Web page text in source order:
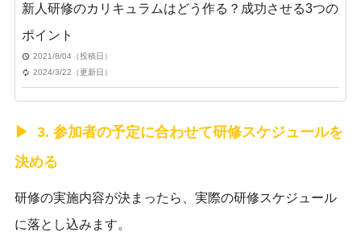
新人研修のカリキュラムはどう作る？成功させる3つの
ポイント
2021/8/04（投稿日）
2024/3/22（更新日）
3. 参加者の予定に合わせて研修スケジュールを
決める
研修の実施内容が決まったら、実際の研修スケジュール
に落とし込みます。